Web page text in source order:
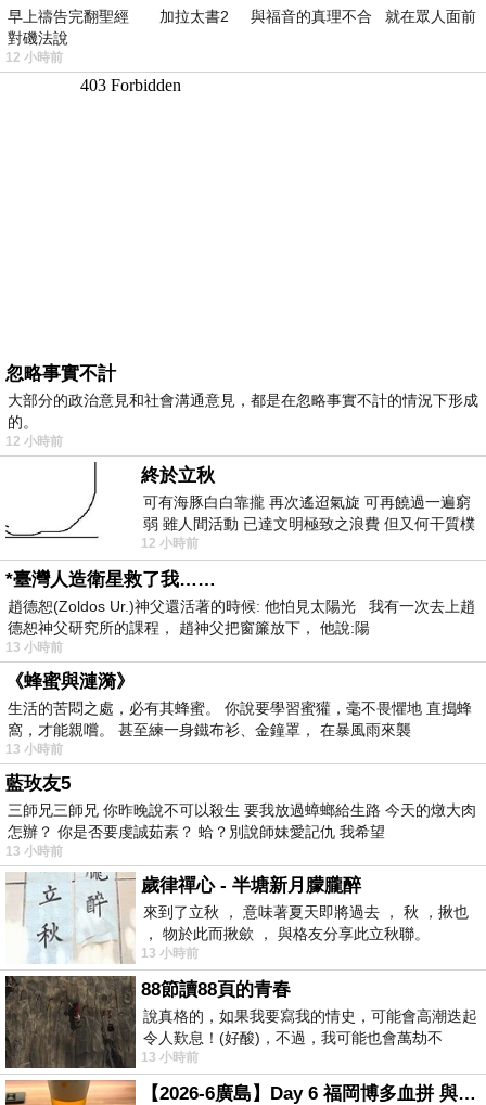
早上禱告完翻聖經 加拉太書2 與福音的真理不合 就在眾人面前
對磯法說
12 小時前
忽略事實不計
大部分的政治意見和社會溝通意見，都是在忽略事實不計的情況下形成
的。
12 小時前
終於立秋
可有海豚白白靠攏 再次遙迢氣旋 可再饒過一遍窮
弱 雖人間活動 已達文明極致之浪費 但又何干質樸
者 只能白白陪葬
12 小時前
*臺灣人造衛星救了我……
趙德恕(Zoldos Ur.)神父還活著的時候: 他怕見太陽光 我有一次去上趙
德恕神父研究所的課程， 趙神父把窗簾放下， 他說:陽
13 小時前
《蜂蜜與漣漪》
生活的苦悶之處，必有其蜂蜜。 你說要學習蜜獾，毫不畏懼地 直搗蜂
窩，才能親嚐。 甚至練一身鐵布衫、金鐘罩， 在暴風雨來襲
13 小時前
藍玫友5
三師兄三師兄 你昨晚說不可以殺生 要我放過蟑螂給生路 今天的燉大肉
怎辦？ 你是否要虔誠茹素？ 蛤？別說師妹愛記仇 我希望
13 小時前
歲律禪心 - 半塘新月朦朧醉
來到了立秋 ， 意味著夏天即將過去 ， 秋 ，揪也
， 物於此而揪歛 ， 與格友分享此立秋聯。
13 小時前
88節讀88頁的青春
說真格的，如果我要寫我的情史，可能會高潮迭起
令人歎息！(好酸)，不過，我可能也會萬劫不
復...，每天跪鍵盤還是被判了花心的罪
13 小時前
【2026-6廣島】Day 6 福岡博多血拼 與機場接送少年司機深夜對談